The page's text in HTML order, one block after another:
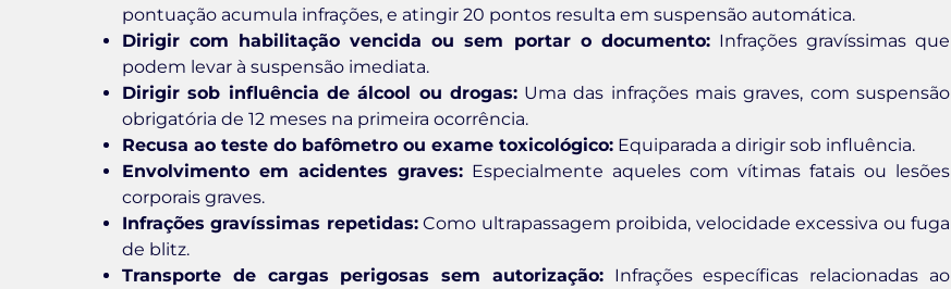
pontuação acumula infrações, e atingir 20 pontos resulta em suspensão automática.
Dirigir com habilitação vencida ou sem portar o documento:Infrações gravíssimas que
podem levar à suspensão imediata.
Dirigir sob influência de álcool ou drogas:Uma das infrações mais graves, com suspensão
obrigatória de 12 meses na primeira ocorrência.
Recusa ao teste do bafômetro ou exame toxicológico: Equiparada a dirigir sob influência.
Envolvimento em acidentes graves: Especialmente aqueles com vítimas fatais ou lesões
corporais graves.
Infrações gravíssimas repetidas:Como ultrapassagem proibida, velocidade excessiva ou fuga
de blitz.
Transporte de cargas perigosas sem autorização:Infrações específicas relacionadas ao